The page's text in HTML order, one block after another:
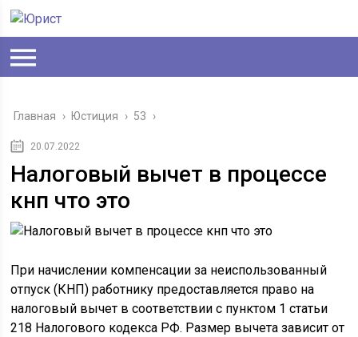
Главная › Юстиция › 53 ›
20.07.2022
Налоговый вычет в процессе
кнп что это
При начислении компенсации за неиспользованный
отпуск (КНП) работнику предоставляется право на
налоговый вычет в соответствии с пунктом 1 статьи
218 Налогового кодекса РФ. Размер вычета зависит от